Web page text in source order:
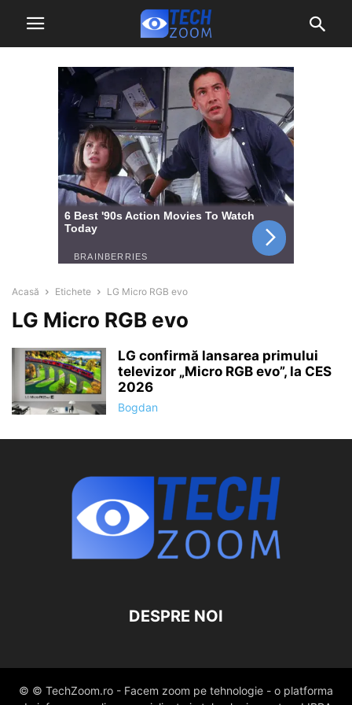
Acasă Etichete LG Micro RGB evo
LG Micro RGB evo
LG confirmă lansarea primului
televizor „Micro RGB evo”, la CES
2026
Bogdan
DESPRE NOI
© © TechZoom.ro - Facem zoom pe tehnologie - o platforma